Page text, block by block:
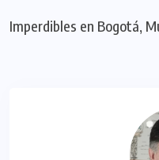
Imperdibles en Bogotá,